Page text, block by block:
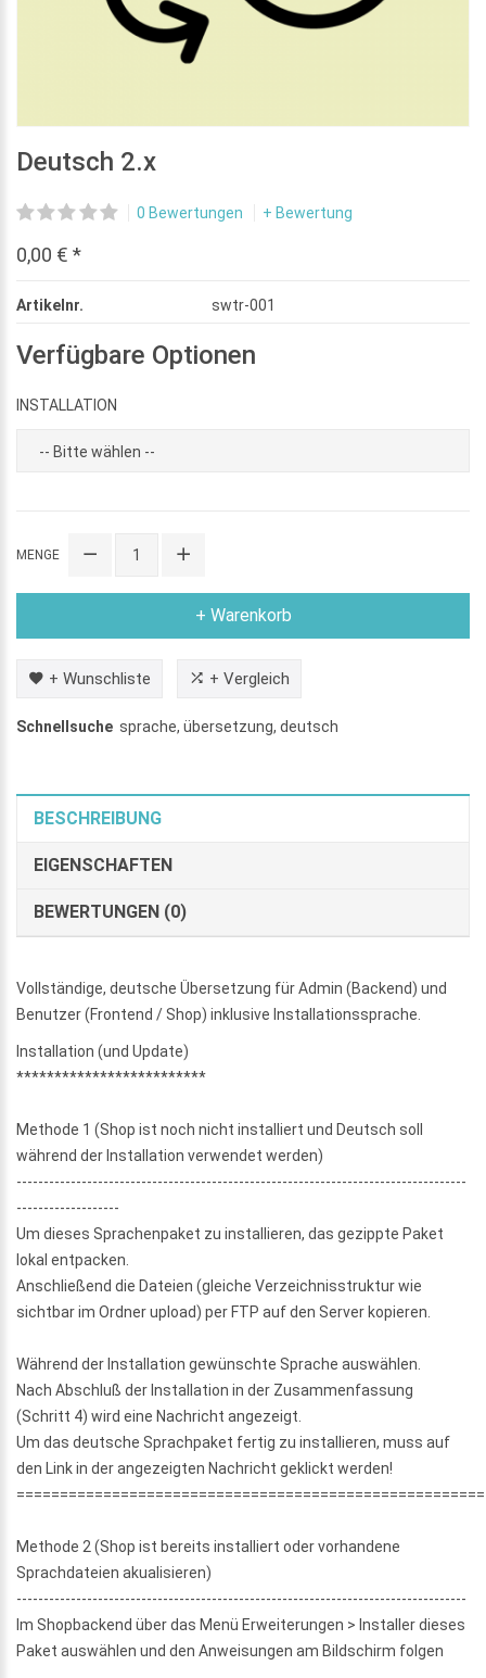
Deutsch 2.x
0 Bewertungen + Bewertung
0,00 € *
Artikelnr. swtr-001
Verfügbare Optionen
INSTALLATION
MENGE
+ Warenkorb
+ Wunschliste + Vergleich
Schnellsuche sprache, übersetzung, deutsch
BESCHREIBUNG
EIGENSCHAFTEN
BEWERTUNGEN (0)
Vollständige, deutsche Übersetzung für Admin (Backend) und
Benutzer (Frontend / Shop) inklusive Installationssprache.
Installation (und Update)
*************************
Methode 1 (Shop ist noch nicht installiert und Deutsch soll
während der Installation verwendet werden)
-----------------------------------------------------------------------------------
-------------------
Um dieses Sprachenpaket zu installieren, das gezippte Paket
lokal entpacken.
Anschließend die Dateien (gleiche Verzeichnisstruktur wie
sichtbar im Ordner upload) per FTP auf den Server kopieren.
Während der Installation gewünschte Sprache auswählen.
Nach Abschluß der Installation in der Zusammenfassung
(Schritt 4) wird eine Nachricht angezeigt.
Um das deutsche Sprachpaket fertig zu installieren, muss auf
den Link in der angezeigten Nachricht geklickt werden!
Methode 2 (Shop ist bereits installiert oder vorhandene
Sprachdateien akualisieren)
-----------------------------------------------------------------------------------
Im Shopbackend über das Menü Erweiterungen > Installer dieses
Paket auswählen und den Anweisungen am Bildschirm folgen